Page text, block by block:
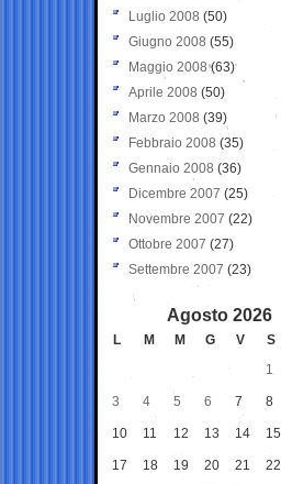
Luglio 2008 (50)
Giugno 2008 (55)
Maggio 2008(63)
Aprile 2008 (50)
Marzo 2008 (39)
Febbraio 2008 (35)
Gennaio 2008 (36)
Dicembre 2007 (25)
Novembre 2007 (22)
Ottobre 2007 (27)
Settembre 2007 (23)
Agosto 2026
L M M G V S
1
3 4 5 6 7 8
10 11 12 13 14 15
17 18 19 20 21 22